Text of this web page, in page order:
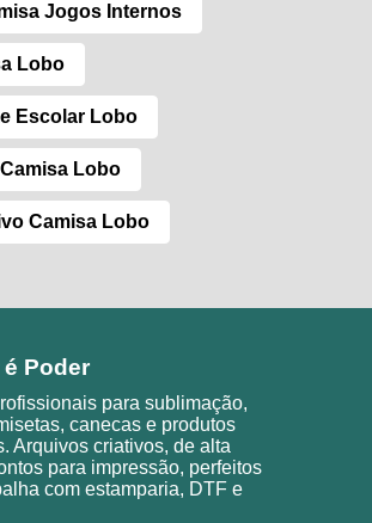
Jogos Internos
Lobo
Escolar Lobo
Lobo
Camisa Lobo
Poder
para sublimação,
canecas e produtos
Arquivos criativos, de alta
para impressão, perfeitos
com estamparia, DTF e